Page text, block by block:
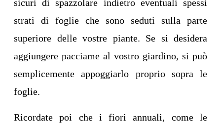
sicuri di spazzolare indietro eventuali spessi
strati di foglie che sono seduti sulla parte
superiore delle vostre piante. Se si desidera
aggiungere pacciame al vostro giardino, si può
semplicemente appoggiarlo proprio sopra le
foglie.
Ricordate poi che i fiori annuali, come le